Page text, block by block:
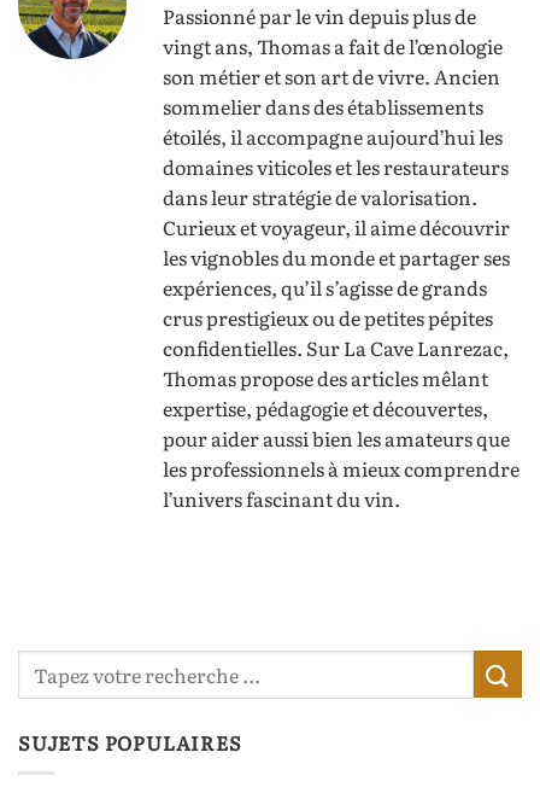
Passionné par le vin depuis plus de
vingt ans, Thomas a fait de l’œnologie
son métier et son art de vivre. Ancien
sommelier dans des établissements
étoilés, il accompagne aujourd’hui les
domaines viticoles et les restaurateurs
dans leur stratégie de valorisation.
Curieux et voyageur, il aime découvrir
les vignobles du monde et partager ses
expériences, qu’il s’agisse de grands
crus prestigieux ou de petites pépites
confidentielles. Sur La Cave Lanrezac,
Thomas propose des articles mêlant
expertise, pédagogie et découvertes,
pour aider aussi bien les amateurs que
les professionnels à mieux comprendre
l’univers fascinant du vin.
SUJETS POPULAIRES